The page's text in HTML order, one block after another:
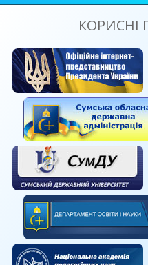
КОРИСНІ